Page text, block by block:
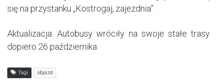
się na przystanku „Kostrogaj, zajezdnia”.
Aktualizacja: Autobusy wróciły na swoje stałe trasy
dopiero 26 października.
Tagi objazd